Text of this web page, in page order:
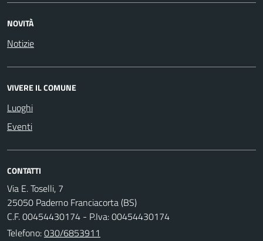
NOVITÀ
Notizie
VIVERE IL COMUNE
Luoghi
Eventi
CONTATTI
Via E. Toselli, 7
25050 Paderno Franciacorta (BS)
C.F. 00454430174 - P.Iva: 00454430174
Telefono:030/6853911